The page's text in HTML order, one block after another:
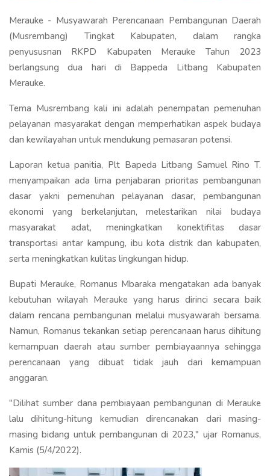
Merauke - Musyawarah Perencanaan Pembangunan Daerah
(Musrembang) Tingkat Kabupaten, dalam rangka
penyususnan RKPD Kabupaten Merauke Tahun 2023
berlangsung dua hari di Bappeda Litbang Kabupaten
Merauke.
Tema Musrembang kali ini adalah penempatan pemenuhan
pelayanan masyarakat dengan memperhatikan aspek budaya
dan kewilayahan untuk mendukung pemasaran potensi.
Laporan ketua panitia, Plt Bapeda Litbang Samuel Rino T.
menyampaikan ada lima penjabaran prioritas pembangunan
dasar yakni pemenuhan pelayanan dasar, pembangunan
ekonomi yang berkelanjutan, melestarikan nilai budaya
masyarakat adat, meningkatkan konektifitas dasar
transportasi antar kampung, ibu kota distrik dan kabupaten,
serta meningkatkan kulitas lingkungan hidup.
Bupati Merauke, Romanus Mbaraka mengatakan ada banyak
kebutuhan wilayah Merauke yang harus dirinci secara baik
dalam rencana pembangunan melalui musyawarah bersama.
Namun, Romanus tekankan setiap perencanaan harus dihitung
kemampuan daerah atau sumber pembiayaannya sehingga
perencanaan yang dibuat tidak jauh dari kemampuan
anggaran.
"Dilihat sumber dana pembiayaan pembangunan di Merauke
lalu dihitung-hitung kemudian direncanakan dari masing-
masing bidang untuk pembangunan di 2023," ujar Romanus,
Kamis (5/4/2022).